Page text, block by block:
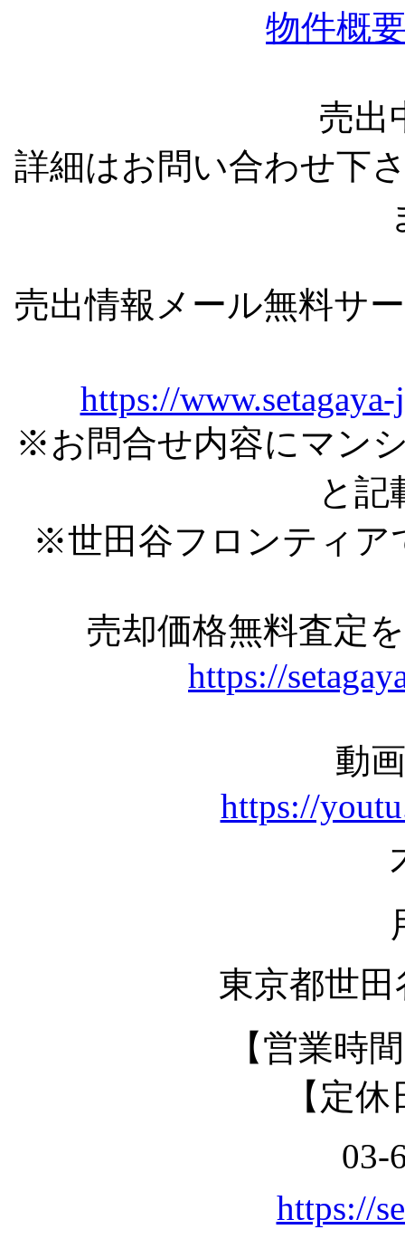
物件概
売出
詳細はお問い合わせ下
売出情報メール無料サ
https://
※お問合せ内容にマン
と記
※世田谷フロンティア
売却価格無料査定
https://
動
https://
東京都世田
【営業時
【定
03-
https://